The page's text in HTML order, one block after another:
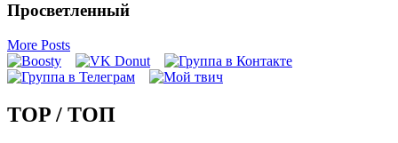
Просветленный
More Posts
TOP / ТОП